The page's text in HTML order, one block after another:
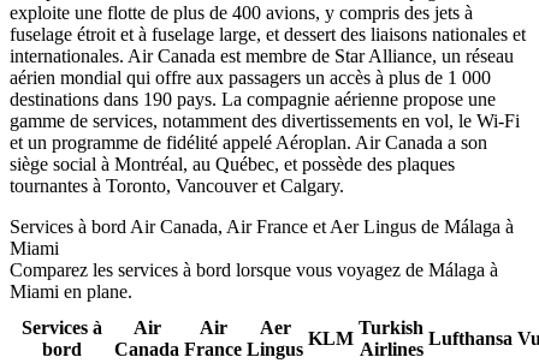
exploite une flotte de plus de 400 avions, y compris des jets à
fuselage étroit et à fuselage large, et dessert des liaisons nationales et
internationales. Air Canada est membre de Star Alliance, un réseau
aérien mondial qui offre aux passagers un accès à plus de 1 000
destinations dans 190 pays. La compagnie aérienne propose une
gamme de services, notamment des divertissements en vol, le Wi-Fi
et un programme de fidélité appelé Aéroplan. Air Canada a son
siège social à Montréal, au Québec, et possède des plaques
tournantes à Toronto, Vancouver et Calgary.
Services à bord Air Canada, Air France et Aer Lingus de Málaga à
Miami
Comparez les services à bord lorsque vous voyagez de Málaga à
Miami en plane.
Services à
bord
Air
Canada
Air
France
Aer
Lingus
KLM
Turkish
Airlines
Lufthansa